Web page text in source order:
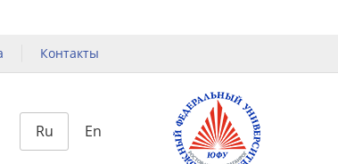
Контакты
Ru En